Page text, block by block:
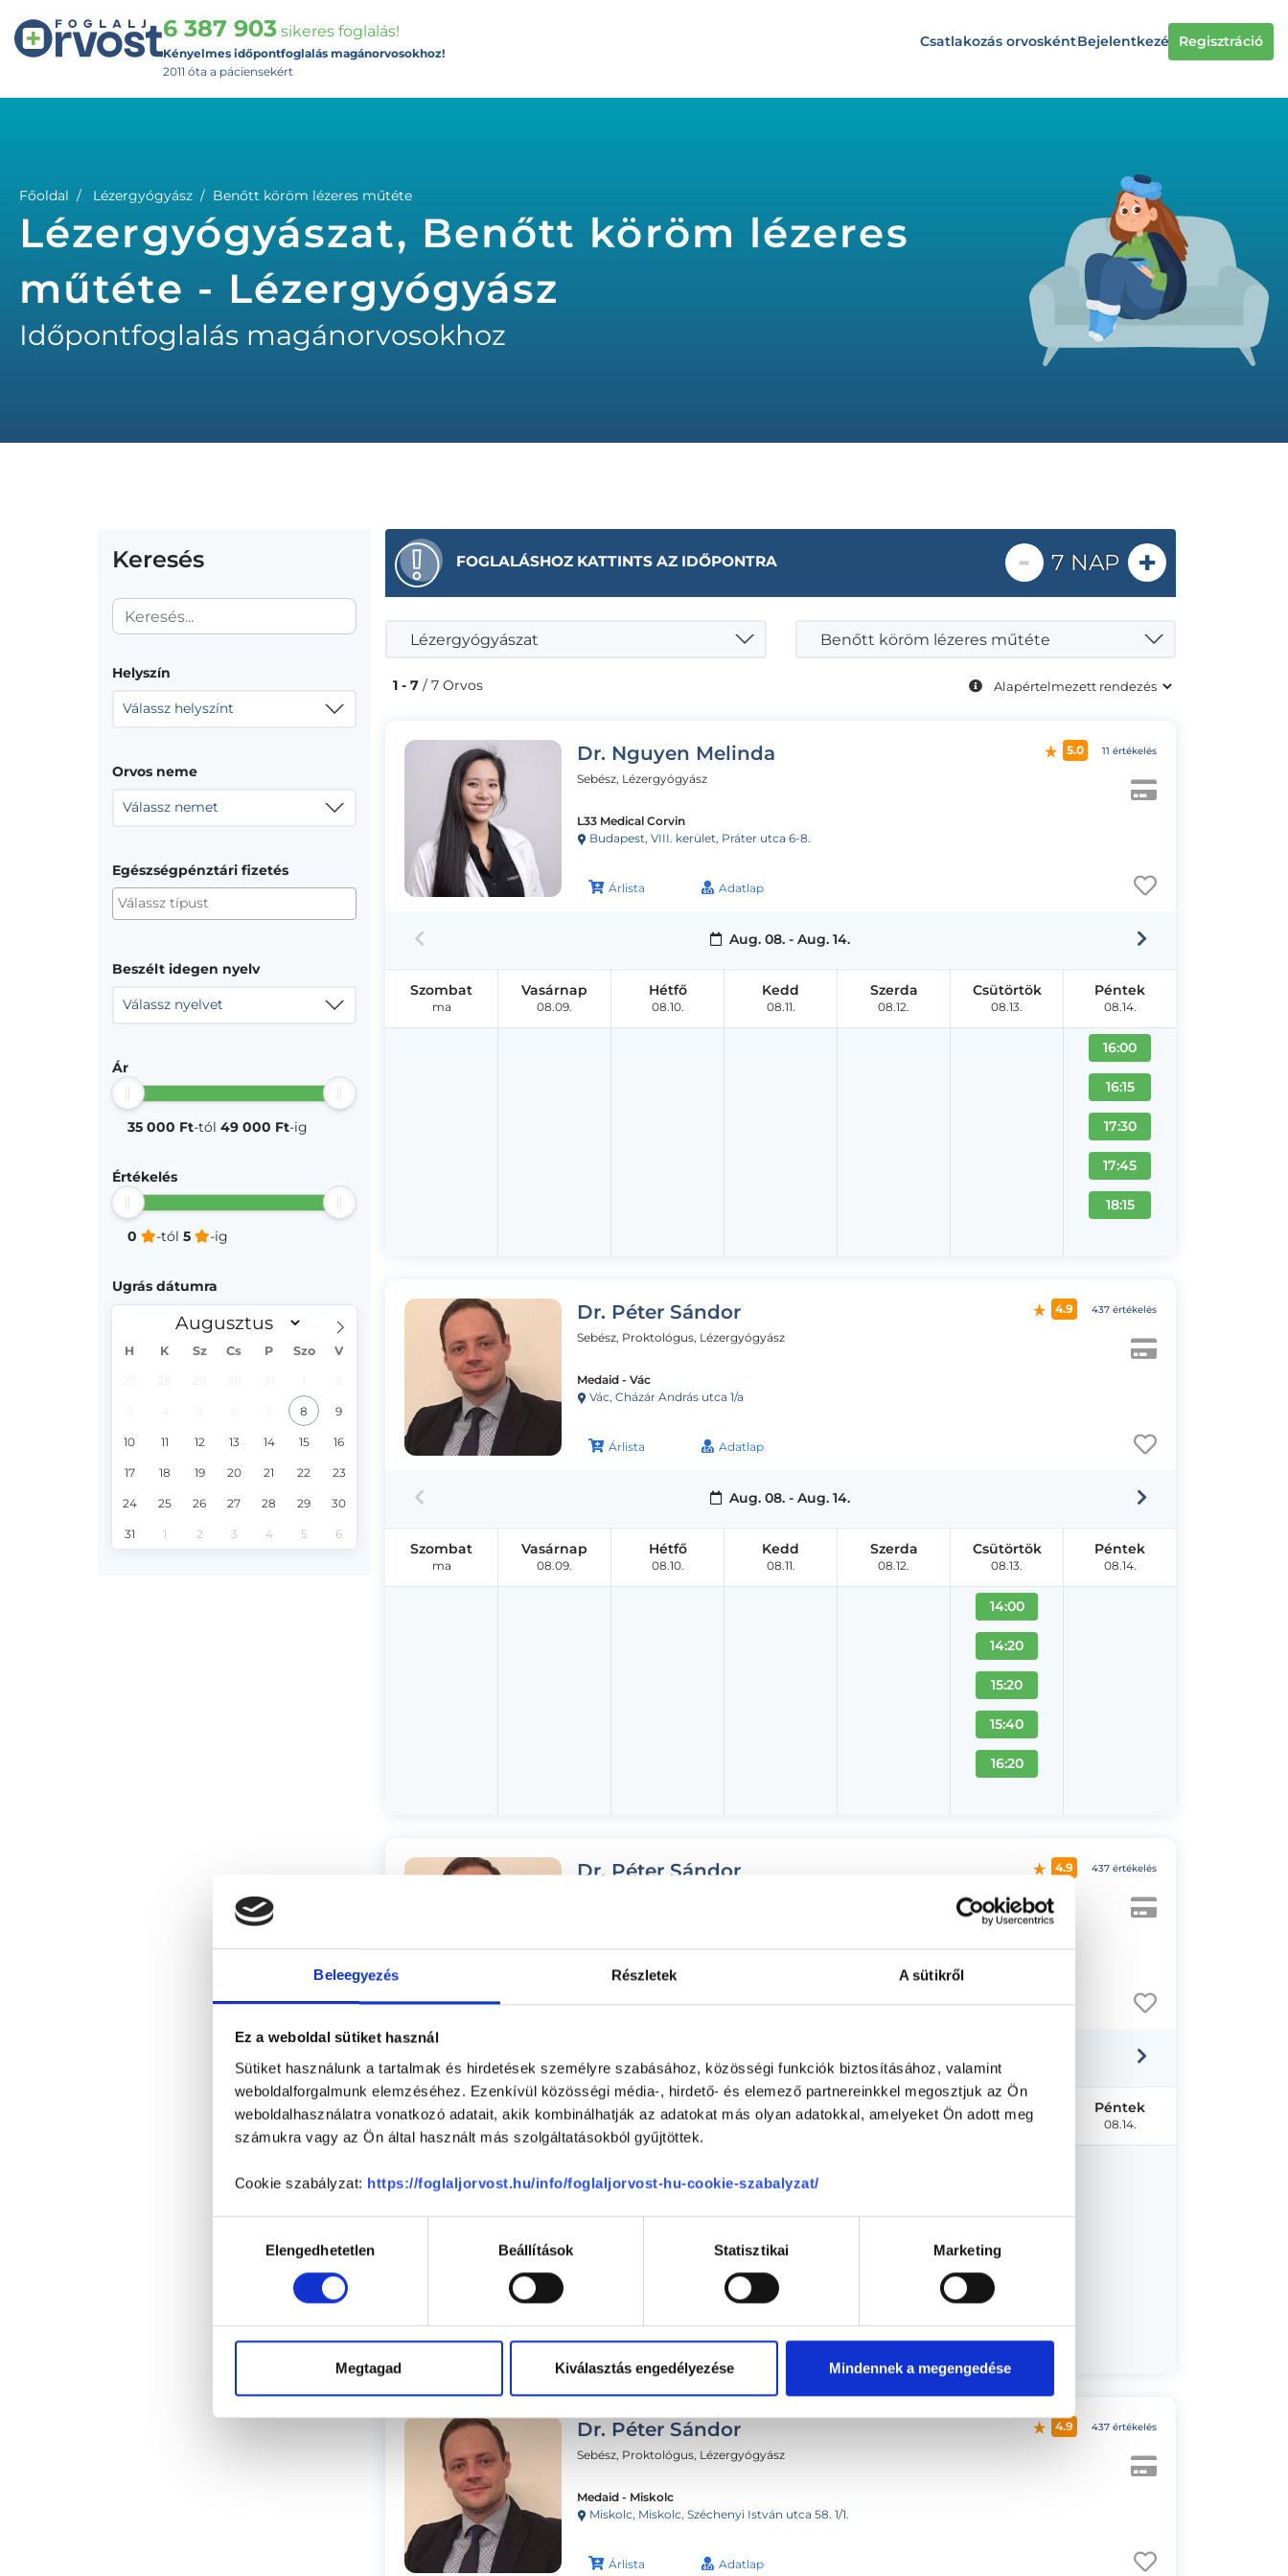
Beleegyezés Részletek A sütikről
Ez a weboldal sütiket használ
Sütiket használunk a tartalmak és hirdetések személyre szabásához, közösségi funkciók biztosításához, valamint
weboldalforgalmunk elemzéséhez. Ezenkívül közösségi média-, hirdető- és elemező partnereinkkel megosztjuk az Ön
weboldalhasználatra vonatkozó adatait, akik kombinálhatják az adatokat más olyan adatokkal, amelyeket Ön adott meg
számukra vagy az Ön által használt más szolgáltatásokból gyűjtöttek.
Cookie szabályzat: https://foglaljorvost.hu/info/foglaljorvost-hu-cookie-szabalyzat/
kiválasztásaElengedhetetlen Beállítások Statisztikai Marketing
Megtagad Kiválasztás engedélyezése Mindennek a megengedése
6 387 903 sikeres foglalás!
Kényelmes időpontfoglalás magánorvosokhoz!
2011 óta a páciensekért
Csatlakozás orvoskéntBejelentkezés Regisztráció
Főoldal Lézergyógyász Benőtt köröm lézeres műtéte
Lézergyógyászat, Benőtt köröm lézeres
műtéte - Lézergyógyász
Időpontfoglalás magánorvosokhoz
Keresés
Helyszín
Válassz helyszínt
Orvos neme
Válassz nemet
Egészségpénztári fizetés
Beszélt idegen nyelv
Válassz nyelvet
Ár
35 000 Ft-tól 49 000 Ft-ig
Értékelés
0 -tól 5 -ig
Ugrás dátumra
H K Sz Cs P Szo V
8 9
10 11 12 13 14 15 16
17 18 19 20 21 22 23
24 25 26 27 28 29 30
31 1 2 3 4 5 6
FOGLALÁSHOZ KATTINTS AZ IDŐPONTRA - 7 NAP +
Lézergyógyászat Benőtt köröm lézeres műtéte
1 - 7 / 7 Orvos
Dr. Nguyen Melinda
Sebész, Lézergyógyász
L33 Medical Corvin
Budapest, VIII. kerület, Práter utca 6-8.
Árlista Adatlap
5.0 11 értékelés
Aug. 08. - Aug. 14.
Szombat
ma
Vasárnap
08.09.
Hétfő
08.10.
Kedd
08.11.
Szerda
08.12.
Csütörtök
08.13.
Péntek
08.14.
16:00
16:15
17:30
17:45
18:15
Dr. Péter Sándor
Sebész, Proktológus, Lézergyógyász
Medaid - Vác
Vác, Cházár András utca 1/a
Árlista Adatlap
4.9 437 értékelés
Aug. 08. - Aug. 14.
Szombat
ma
Vasárnap
08.09.
Hétfő
08.10.
Kedd
08.11.
Szerda
08.12.
Csütörtök
08.13.
14:00
14:20
15:20
15:40
16:20
Péntek
08.14.
Dr. Péter Sándor
Árlista Adatlap
4.9 437 értékelés
Következő időpont:
Szombat
ma
Vasárnap
08.09.
Hétfő
08.10.
Kedd
08.11.
Szerda
08.12.
Csütörtök
08.13.
Péntek
08.14.
Dr. Péter Sándor
Sebész, Proktológus, Lézergyógyász
Medaid - Miskolc
Miskolc, Miskolc, Széchenyi István utca 58. 1/1.
Árlista Adatlap
4.9 437 értékelés